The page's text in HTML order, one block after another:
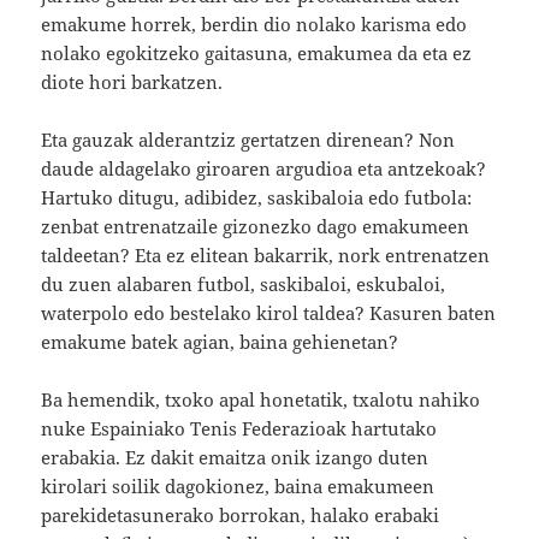
emakume horrek, berdin dio nolako karisma edo
nolako egokitzeko gaitasuna, emakumea da eta ez
diote hori barkatzen.
Eta gauzak alderantziz gertatzen direnean? Non
daude aldagelako giroaren argudioa eta antzekoak?
Hartuko ditugu, adibidez, saskibaloia edo futbola:
zenbat entrenatzaile gizonezko dago emakumeen
taldeetan? Eta ez elitean bakarrik, nork entrenatzen
du zuen alabaren futbol, saskibaloi, eskubaloi,
waterpolo edo bestelako kirol taldea? Kasuren baten
emakume batek agian, baina gehienetan?
Ba hemendik, txoko apal honetatik, txalotu nahiko
nuke Espainiako Tenis Federazioak hartutako
erabakia. Ez dakit emaitza onik izango duten
kirolari soilik dagokionez, baina emakumeen
parekidetasunerako borrokan, halako erabaki